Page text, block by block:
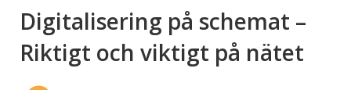
Digitalisering på schemat –
Riktigt och viktigt på nätet